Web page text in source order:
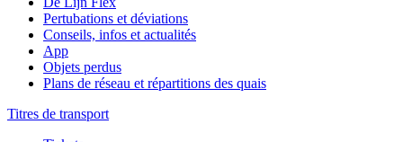
Pertubations et déviations
Conseils, infos et actualités
App
Objets perdus
Plans de réseau et répartitions des quais
Titres de transport